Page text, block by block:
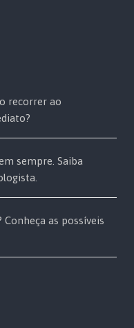
recorrer ao
sempre. Saiba
as possíveis